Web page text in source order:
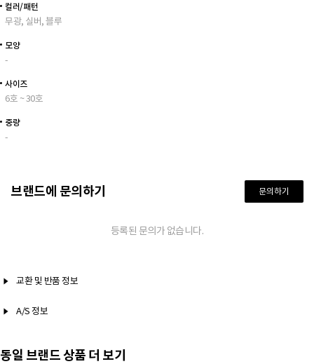
컬러/패턴
무광, 실버, 블루
모양
-
사이즈
6호 ~ 30호
중량
-
브랜드에 문의하기 문의하기
등록된 문의가 없습니다.
교환 및 반품 정보
A/S 정보
동일 브랜드 상품 더 보기